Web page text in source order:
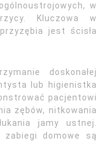
w
Kluczowa w
jest ścisła
doskonałej
lub higienistka
pacjentowi
zębów, nitkowania
jamy ustnej.
zabiegi domowe są